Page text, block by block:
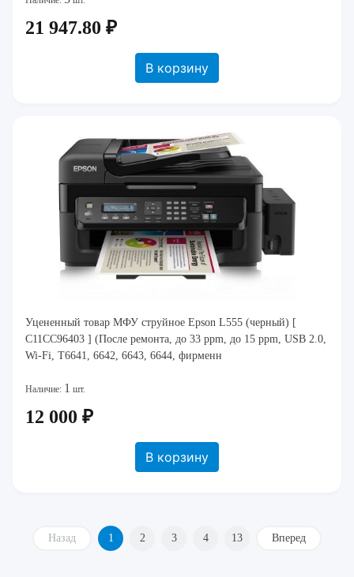
21 947.80 ₽
В корзину
Уцененный товар МФУ струйное Epson L555 (черный) [
C11CC96403 ] (После ремонта, до 33 ppm, до 15 ppm, USB 2.0,
Wi-Fi, T6641, 6642, 6643, 6644, фирменн
Наличие: 1 шт.
12 000 ₽
В корзину
Назад 1 2 3 4 13 Вперед